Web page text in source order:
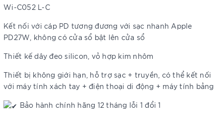
Wi-C052 L-C
Kết nối với cáp PD tương đương với sạc nhanh Apple
PD27W, không có cửa sổ bật lên cửa sổ
Thiết kế dây đeo silicon, vỏ hợp kim nhôm
Thiết bị không giới hạn, hỗ trợ sạc + truyền, có thể kết nối
với máy tính xách tay + điện thoại di động + máy tính bảng
Bảo hành chính hãng 12 tháng lỗi 1 đổi 1